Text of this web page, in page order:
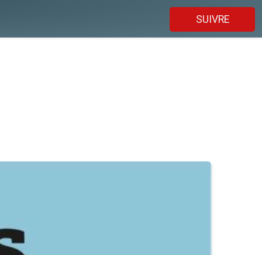
SUIVRE